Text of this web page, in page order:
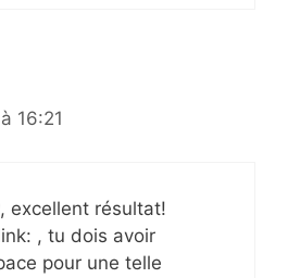
16:21
excellent résultat!
, tu dois avoir
pour une telle